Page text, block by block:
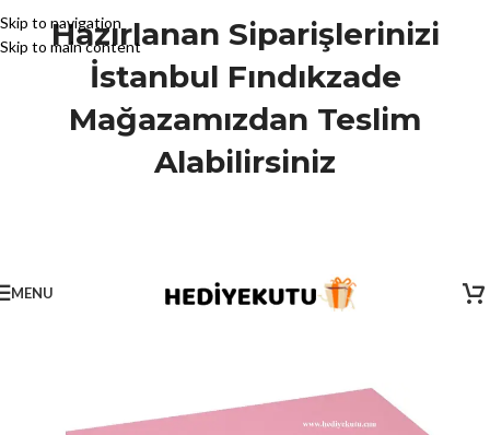
Skip to navigation
Skip to main content
Hazırlanan Siparişlerinizi
İstanbul Fındıkzade
Mağazamızdan Teslim
Alabilirsiniz
MENU